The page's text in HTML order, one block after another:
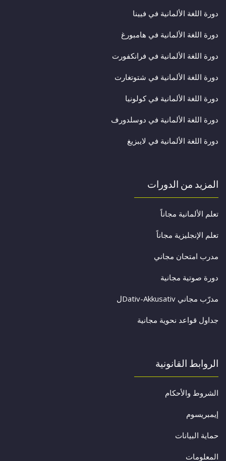
دورة اللغة الألمانية في فيينا
دورة اللغة الألمانية في هامبورغ
دورة اللغة الألمانية في فرانكفورت
دورة اللغة الألمانية في شتوتغارت
دورة اللغة الألمانية في كولونيا
دورة اللغة الألمانية في دوسلدورف
دورة اللغة الألمانية في لايبزيغ
المزيد من الدورات
تعلم الألمانية مجاناً
تعلم الإنجليزية مجاناً
مدرب امتحان مجاني
دورة صوتية مجانية
مدرّب مجاني Dativ-Akkusativل
جداول قواعد نحوية مجانية
الروابط القانونية
الشروط والأحكام
إيمبريسوم
حماية البيانات
المعلومات